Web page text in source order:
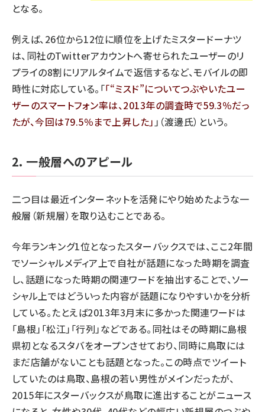
となる。
例えば、26位から12位に順位を上げたミスタードーナツ
は、同社のTwitterアカウントへ寄せられたユーザーのリ
プライの8割にリアルタイムで返信するなど、モバイルの即
時性に対応している。「 “ミスド”についてつぶやいたユー
ザーのスマートフォン率は、2013年の調査時で59.3％だっ
たが、今回は79.5％まで上昇した 」（渡邊氏）という。
2. 一般層へのアピール
二つ目は最近インターネットを活発にやり始めたような一
般層（新規層）を取り込むことである。
今年ランキング1位となったスターバックスでは、ここ2年間
でソーシャルメディア上で自社が話題になった時期を調査
し、話題になった時期の関連ワードを抽出することで、ソー
シャル上ではどういった内容が話題になりやすいかを分析
している。たとえば2013年3月末に多かった関連ワードは
「島根」「松江」「行列」などである。同社はその時期に島根
県初となるスタバをオープンさせており、同時に鳥取には
まだ店舗がないことも話題となった。この時点でツイート
していたのは鳥取、島根の若い男性がメインだったが、
2015年にスターバックスが鳥取に進出することがニュース